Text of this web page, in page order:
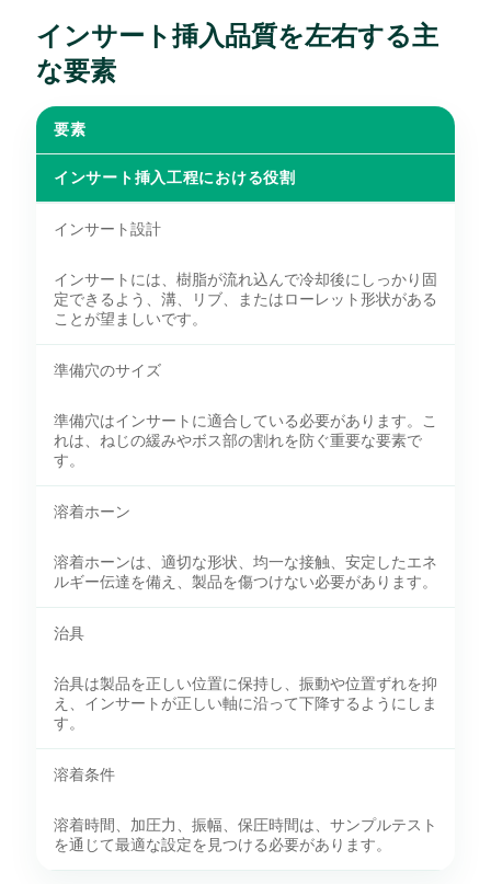
インサート挿入品質を左右する主
な要素
要素
インサート挿入工程における役割
インサート設計
インサートには、樹脂が流れ込んで冷却後にしっかり固
定できるよう、溝、リブ、またはローレット形状がある
ことが望ましいです。
準備穴のサイズ
準備穴はインサートに適合している必要があります。こ
れは、ねじの緩みやボス部の割れを防ぐ重要な要素で
す。
溶着ホーン
溶着ホーンは、適切な形状、均一な接触、安定したエネ
ルギー伝達を備え、製品を傷つけない必要があります。
治具
治具は製品を正しい位置に保持し、振動や位置ずれを抑
え、インサートが正しい軸に沿って下降するようにしま
す。
溶着条件
溶着時間、加圧力、振幅、保圧時間は、サンプルテスト
を通じて最適な設定を見つける必要があります。